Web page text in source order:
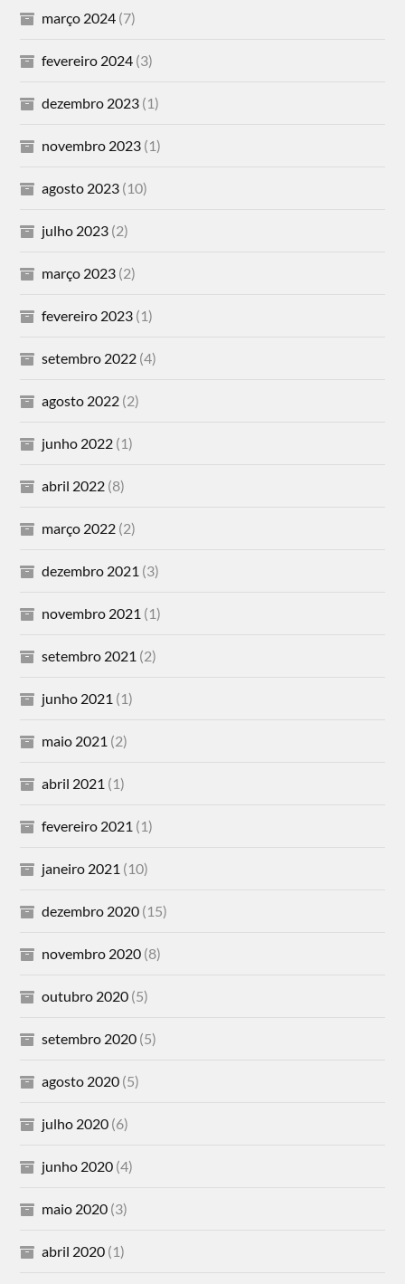
março 2024 (7)
fevereiro 2024 (3)
dezembro 2023 (1)
novembro 2023 (1)
agosto 2023 (10)
julho 2023 (2)
março 2023 (2)
fevereiro 2023 (1)
setembro 2022 (4)
agosto 2022 (2)
junho 2022 (1)
abril 2022 (8)
março 2022 (2)
dezembro 2021 (3)
novembro 2021 (1)
setembro 2021 (2)
junho 2021 (1)
maio 2021 (2)
abril 2021 (1)
fevereiro 2021 (1)
janeiro 2021 (10)
dezembro 2020 (15)
novembro 2020 (8)
outubro 2020 (5)
setembro 2020 (5)
agosto 2020 (5)
julho 2020 (6)
junho 2020 (4)
maio 2020 (3)
abril 2020 (1)